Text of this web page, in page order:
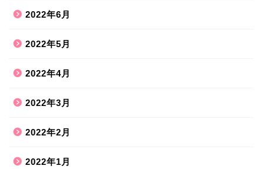
2022年6月
2022年5月
2022年4月
2022年3月
2022年2月
2022年1月